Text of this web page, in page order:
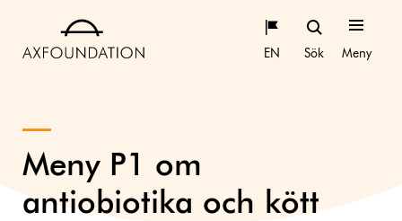
EN Sök Meny
Meny P1 om
antiobiotika och kött